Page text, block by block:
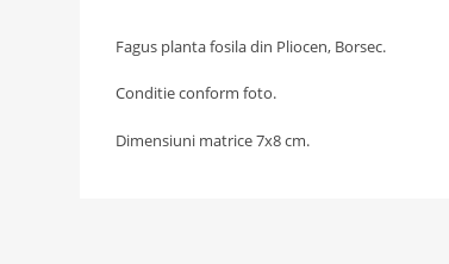
Fagus planta fosila din Pliocen, Borsec.
Conditie conform foto.
Dimensiuni matrice 7x8 cm.